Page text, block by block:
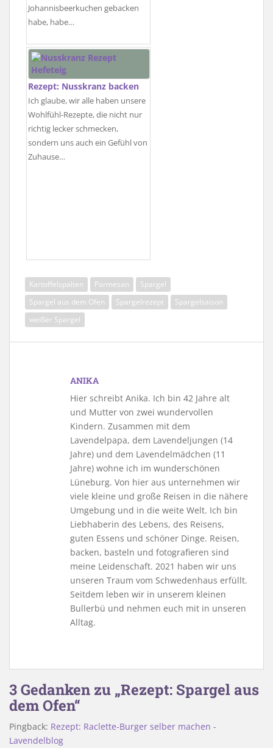
Johannisbeerkuchen gebacken
habe, habe…
Rezept: Nusskranz backen
Ich glaube, wir alle haben unsere
Wohlfühl-Rezepte, die nicht nur
richtig lecker schmecken,
sondern uns auch ein Gefühl von
Zuhause…
Kartoffelspalten Parmesan
Spargel
Spargel aus dem Ofen
Spargelrezept
Spargelsaison
weißer Spargel
ANIKA
Hier schreibt Anika. Ich bin 42 Jahre alt
und Mutter von zwei wundervollen
Kindern. Zusammen mit dem
Lavendelpapa, dem Lavendeljungen (14
Jahre) und dem Lavendelmädchen (11
Jahre) wohne ich im wunderschönen
Lüneburg. Von hier aus unternehmen wir
viele kleine und große Reisen in die nähere
Umgebung und in die weite Welt. Ich bin
Liebhaberin des Lebens, des Reisens,
guten Essens und schöner Dinge. Reisen,
backen, basteln und fotografieren sind
meine Leidenschaft. 2021 haben wir uns
unseren Traum vom Schwedenhaus erfüllt.
Seitdem leben wir in unserem kleinen
Bullerbü und nehmen euch mit in unseren
Alltag.
3 Gedanken zu „Rezept: Spargel aus
dem Ofen“
Pingback: Rezept: Raclette-Burger selber machen -
Lavendelblog